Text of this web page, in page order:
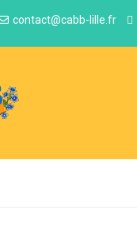
contact@cabb-lille.fr